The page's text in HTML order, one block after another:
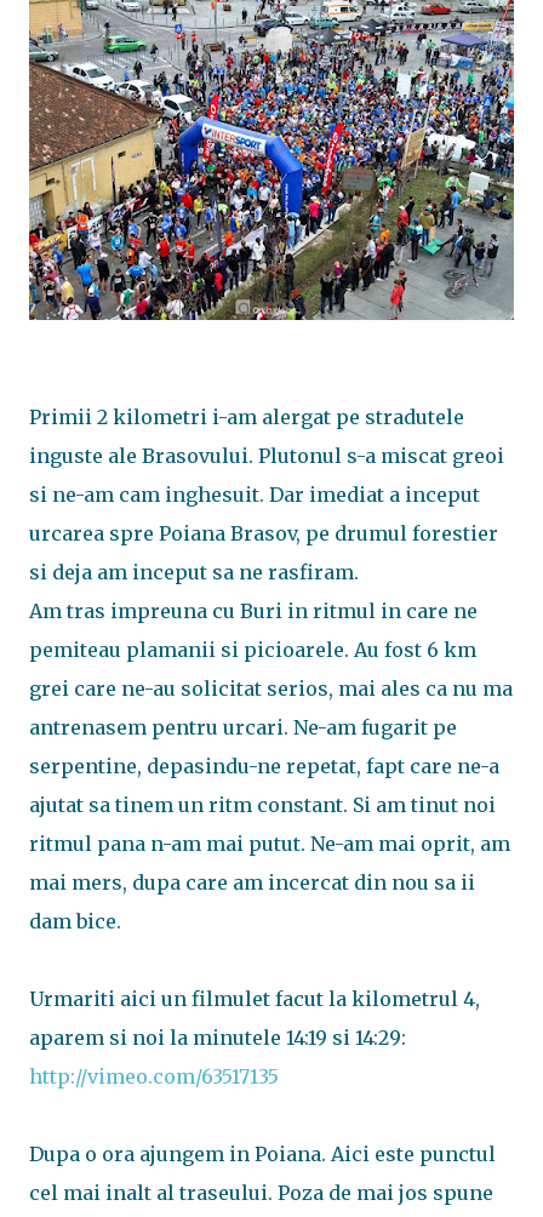
Primii 2 kilometri i-am alergat pe stradutele
inguste ale Brasovului. Plutonul s-a miscat greoi
si ne-am cam inghesuit. Dar imediat a inceput
urcarea spre Poiana Brasov, pe drumul forestier
si deja am inceput sa ne rasfiram.
Am tras impreuna cu Buri in ritmul in care ne
pemiteau plamanii si picioarele. Au fost 6 km
grei care ne-au solicitat serios, mai ales ca nu ma
antrenasem pentru urcari. Ne-am fugarit pe
serpentine, depasindu-ne repetat, fapt care ne-a
ajutat sa tinem un ritm constant. Si am tinut noi
ritmul pana n-am mai putut. Ne-am mai oprit, am
mai mers, dupa care am incercat din nou sa ii
dam bice.
Urmariti aici un filmulet facut la kilometrul 4,
aparem si noi la minutele 14:19 si 14:29:
http://vimeo.com/63517135
Dupa o ora ajungem in Poiana. Aici este punctul
cel mai inalt al traseului. Poza de mai jos spune